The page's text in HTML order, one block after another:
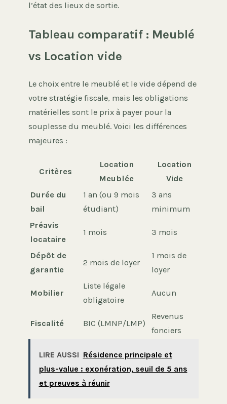
l’état des lieux de sortie.
Tableau comparatif : Meublé
vs Location vide
Le choix entre le meublé et le vide dépend de
votre stratégie fiscale, mais les obligations
matérielles sont le prix à payer pour la
souplesse du meublé. Voici les différences
majeures :
Critères
Location
Meublée
Location
Vide
Durée du
bail
1 an (ou 9 mois
étudiant)
3 ans
minimum
Préavis
locataire
1 mois 3 mois
Dépôt de
garantie
2 mois de loyer
1 mois de
loyer
Mobilier
Liste légale
obligatoire
Aucun
Fiscalité BIC (LMNP/LMP)
Revenus
fonciers
LIRE AUSSI Résidence principale et
plus-value : exonération, seuil de 5 ans
et preuves à réunir